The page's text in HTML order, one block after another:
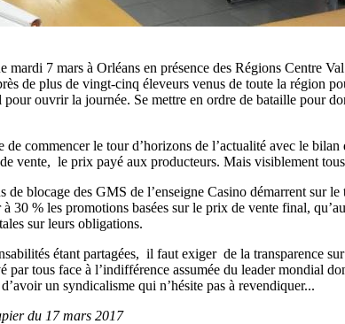
mardi 7 mars à Orléans en présence des Régions Centre
de plus de vingt-cinq éleveurs venus de toute la région
ouvrir la journée. Se mettre en ordre de bataille pour
commencer le tour d’horizons de l’actualité avec le
vente, le prix payé aux producteurs. Mais visiblement
de blocage des GMS de l’enseigne Casino démarrent sur
30 % les promotions basées sur le prix de vente final,
sur leurs obligations.
étant partagées, il faut exiger de la transparence
tous face à l’indifférence assumée du leader mondial
un syndicalisme qui n’hésite pas à revendiquer...
du 17 mars 2017